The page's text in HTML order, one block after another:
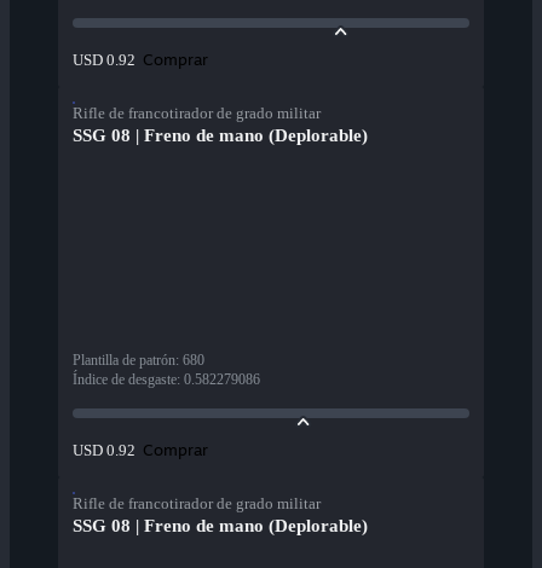
USD 0.92 Comprar
Rifle de francotirador de grado militar
SSG 08 | Freno de mano (Deplorable)
Plantilla de patrón: 680
Índice de desgaste: 0.582279086
USD 0.92 Comprar
Rifle de francotirador de grado militar
SSG 08 | Freno de mano (Deplorable)